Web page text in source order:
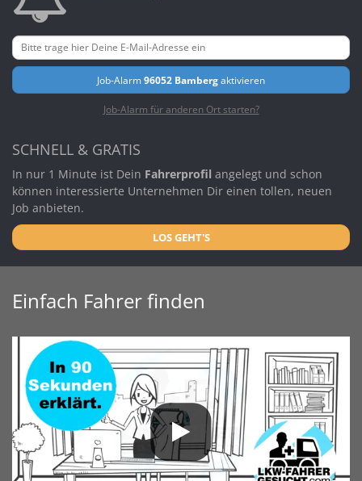
Job-Alarm96052 Bambergaktivieren
Job-Alarm für anderen Ort starten?
SCHNELL & GRATIS
In nur 1 Minute ist Dein Fahrerprofil angelegt und schon
können interessierte Unternehmen Dir einen tollen, neuen
Job anbieten.
LOS GEHT'S
Einfach Fahrer finden